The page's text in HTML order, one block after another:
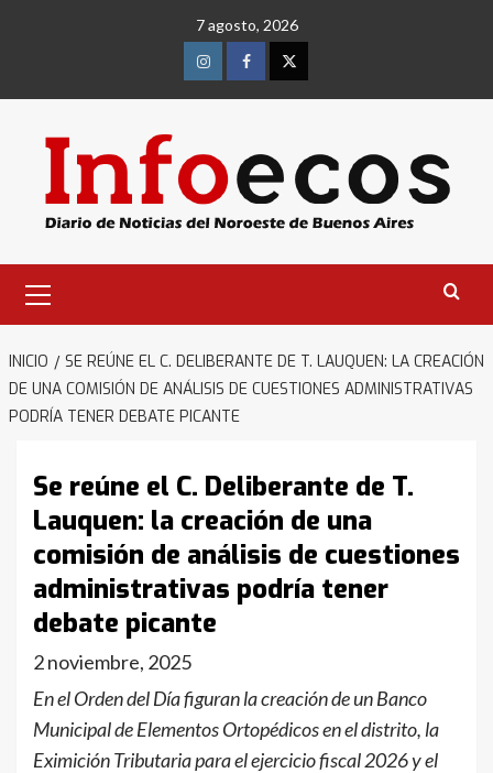
7 agosto, 2026
InstagramFacebookTwitter
primario
INICIO
SE REÚNE EL C. DELIBERANTE DE T. LAUQUEN: LA CREACIÓN
DE UNA COMISIÓN DE ANÁLISIS DE CUESTIONES ADMINISTRATIVAS
PODRÍA TENER DEBATE PICANTE
Se reúne el C. Deliberante de T.
Lauquen: la creación de una
comisión de análisis de cuestiones
administrativas podría tener
debate picante
2 noviembre, 2025
En el Orden del Día figuran la creación de un Banco
Municipal de Elementos Ortopédicos en el distrito, la
Eximición Tributaria para el ejercicio fiscal 2026 y el